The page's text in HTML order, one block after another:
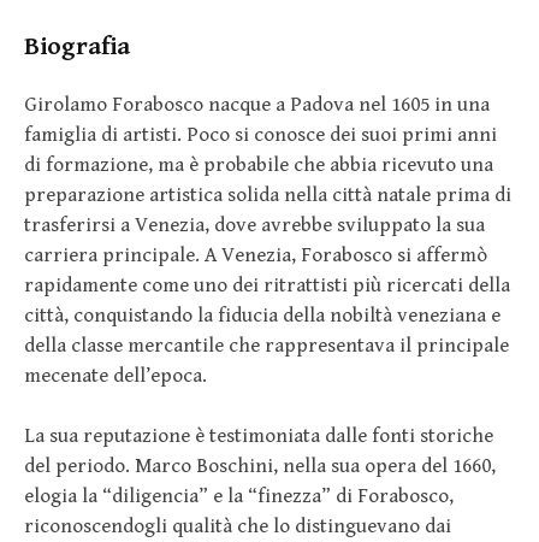
Biografia
Girolamo Forabosco nacque a Padova nel 1605 in una
famiglia di artisti. Poco si conosce dei suoi primi anni
di formazione, ma è probabile che abbia ricevuto una
preparazione artistica solida nella città natale prima di
trasferirsi a Venezia, dove avrebbe sviluppato la sua
carriera principale. A Venezia, Forabosco si affermò
rapidamente come uno dei ritrattisti più ricercati della
città, conquistando la fiducia della nobiltà veneziana e
della classe mercantile che rappresentava il principale
mecenate dell’epoca.
La sua reputazione è testimoniata dalle fonti storiche
del periodo. Marco Boschini, nella sua opera del 1660,
elogia la “diligencia” e la “finezza” di Forabosco,
riconoscendogli qualità che lo distinguevano dai